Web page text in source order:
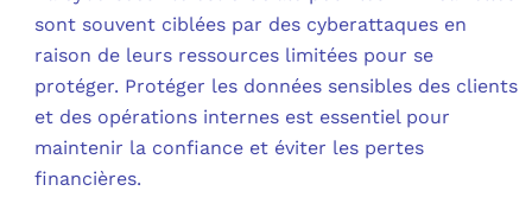
sont souvent ciblées par des cyberattaques en
raison de leurs ressources limitées pour se
protéger. Protéger les données sensibles des clients
et des opérations internes est essentiel pour
maintenir la confiance et éviter les pertes
financières.